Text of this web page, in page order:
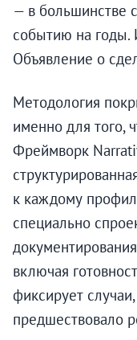
— в большинстве
событию на годы.
Объявление о
Методология
именно для того,
Фреймворк
к каждому
специально
включая
фиксирует
предшествовало